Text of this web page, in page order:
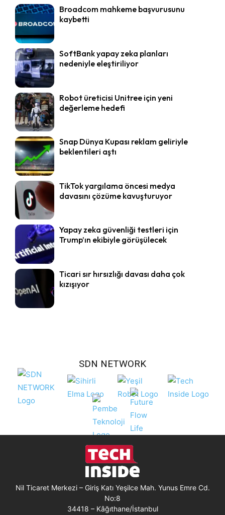
Broadcom mahkeme başvurusunu
kaybetti
SoftBank yapay zeka planları
nedeniyle eleştiriliyor
Robot üreticisi Unitree için yeni
değerleme hedefi
Snap Dünya Kupası reklam geliriyle
beklentileri aştı
TikTok yargılama öncesi medya
davasını çözüme kavuşturuyor
Yapay zeka güvenliği testleri için
Trump’ın ekibiyle görüşülecek
Ticari sır hırsızlığı davası daha çok
kızışıyor
SDN NETWORK
Nil Ticaret Merkezi – Giriş Katı Yeşilce Mah. Yunus Emre Cd.
No:8
34418 – Kâğıthane/İstanbul